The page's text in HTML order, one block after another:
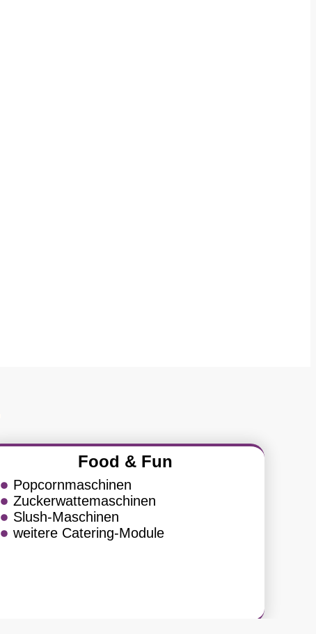
Food & Fun
Popcornmaschinen
Zuckerwattemaschinen
Slush-Maschinen
weitere Catering-Module